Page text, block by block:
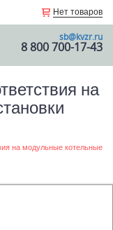
Нет товаров
sb@kvzr.ru
8 800 700-17-43
на
на модульные котельные